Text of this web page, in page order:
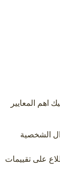
اهم المعايير
الشخصية
على تقييمات